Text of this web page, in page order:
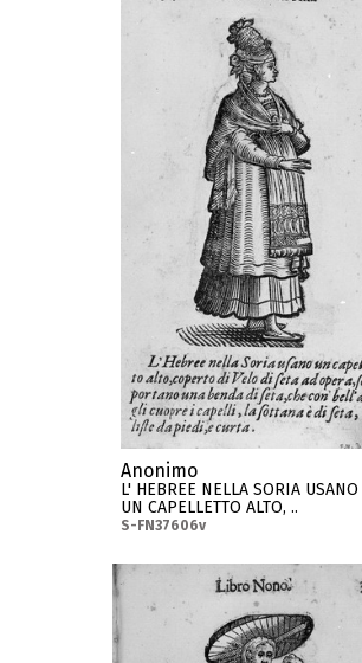
Anonimo
L' HEBREE NELLA SORIA USANO
UN CAPELLETTO ALTO, ..
S-FN37606v